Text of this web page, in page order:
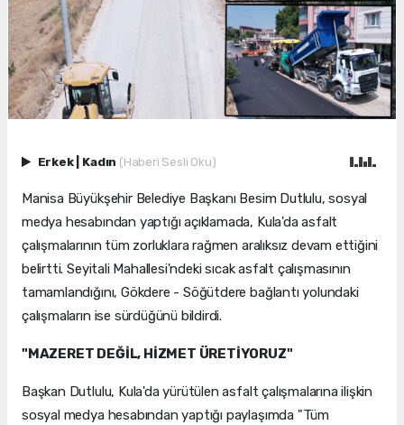
Erkek Kadın (Haberi Sesli Oku)
Manisa Büyükşehir Belediye Başkanı Besim Dutlulu, sosyal
medya hesabından yaptığı açıklamada, Kula'da asfalt
çalışmalarının tüm zorluklara rağmen aralıksız devam ettiğini
belirtti. Seyitali Mahallesi'ndeki sıcak asfalt çalışmasının
tamamlandığını, Gökdere - Söğütdere bağlantı yolundaki
çalışmaların ise sürdüğünü bildirdi.
"MAZERET DEĞİL, HİZMET ÜRETİYORUZ"
Başkan Dutlulu, Kula'da yürütülen asfalt çalışmalarına ilişkin
sosyal medya hesabından yaptığı paylaşımda "Tüm